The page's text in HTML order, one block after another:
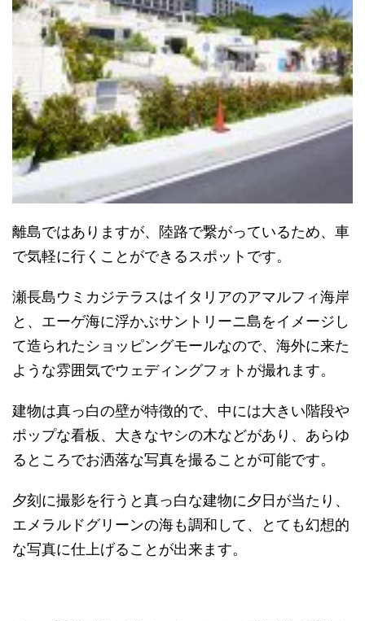
離島ではありますが、陸路で繋がっているため、 車
で気軽に行くことができるスポットです。
瀬長島ウミカジテラスはイタリアのアマルフィ海岸
と、 エーゲ海に浮かぶサントリーニ島をイメージし
て造られたショッピングモールなので、 海外に来た
ような雰囲気でウェディングフォトが撮れます。
建物は真っ白の壁が特徴的で、中には大きい階段や
ポップな看板、 大きなヤシの木などがあり、 あらゆ
るところでお洒落な写真を撮ることが可能です。
夕刻に撮影を行うと真っ白な建物に夕日が当たり、
エメラルドグリーンの海も調和して、
とても幻想的
な写真に仕上げることが出来ます。